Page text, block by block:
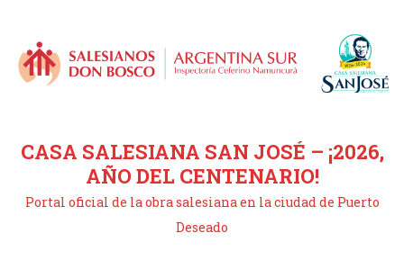
contenido
CASA SALESIANA SAN JOSÉ – ¡2026,
AÑO DEL CENTENARIO!
Portal oficial de la obra salesiana en la ciudad de Puerto
Deseado